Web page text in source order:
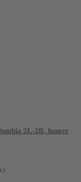
2L-2R, longer